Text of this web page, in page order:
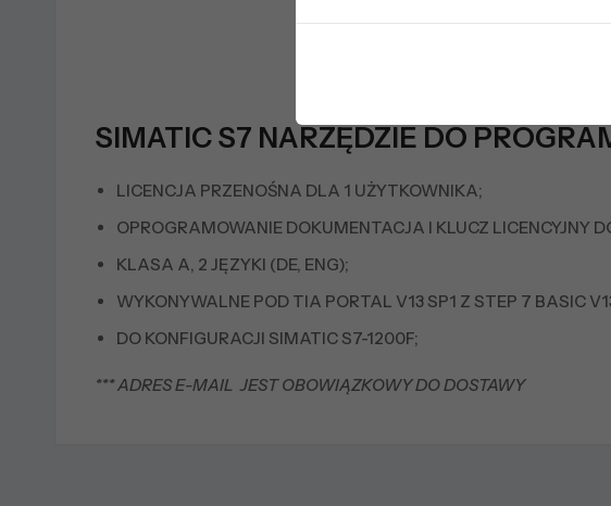
SIMATIC S7 NARZĘDZIE DO
LICENCJA PRZENOŚNA DLA 1 UŻYTKOWNIKA;
OPROGRAMOWANIE DOKUMENTACJA I KLUCZ LICENCYJNY
KLASA A, 2 JĘZYKI (DE, ENG);
WYKONYWALNE POD TIA PORTAL V13 SP1 Z STEP 7 BASIC
DO KONFIGURACJI SIMATIC S7-1200F;
*** ADRES E-MAIL JEST OBOWIĄZKOWY DO DOSTAWY